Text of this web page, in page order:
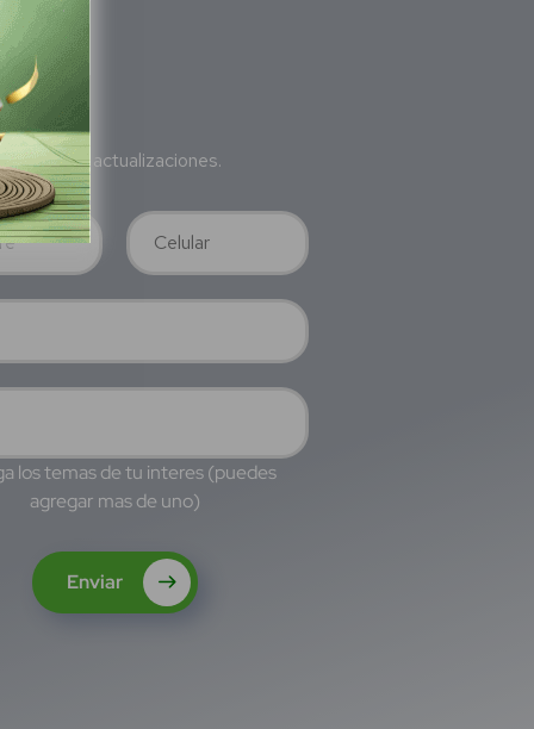
nuestras actualizaciones.
los temas de tu interes (puedes
agregar mas de uno)
Enviar